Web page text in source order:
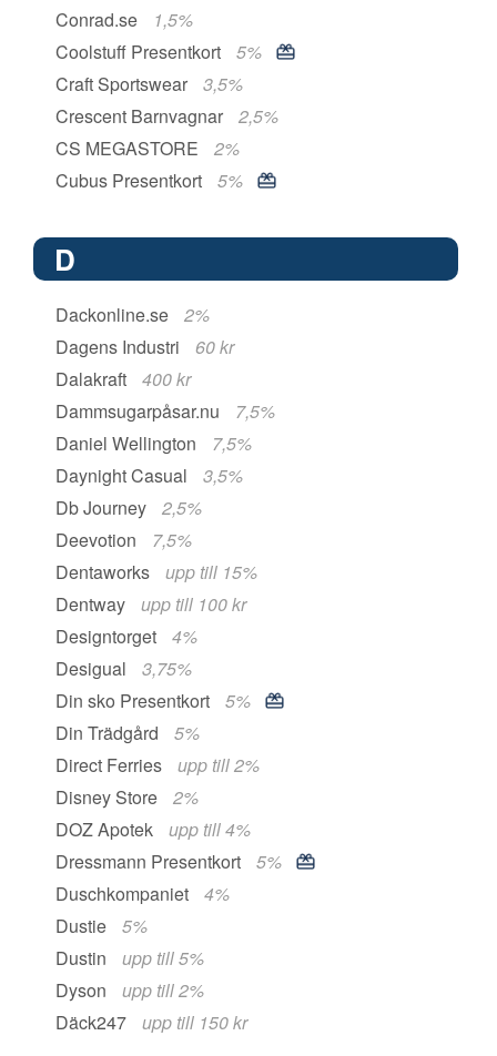
Conrad.se
1,5%
Coolstuff Presentkort
5%
Craft Sportswear
3,5%
Crescent Barnvagnar
2,5%
CS MEGASTORE
2%
Cubus Presentkort
5%
D
Dackonline.se
2%
Dagens Industri
60 kr
Dalakraft
400 kr
Dammsugarpåsar.nu
7,5%
Daniel Wellington
7,5%
Daynight Casual
3,5%
Db Journey
2,5%
Deevotion
7,5%
Dentaworks
upp till 15%
Dentway
upp till 100 kr
Designtorget
4%
Desigual
3,75%
Din sko Presentkort
5%
Din Trädgård
5%
Direct Ferries
upp till 2%
Disney Store
2%
DOZ Apotek
upp till 4%
Dressmann Presentkort
5%
Duschkompaniet
4%
Dustie
5%
Dustin
upp till 5%
Dyson
upp till 2%
Däck247
upp till 150 kr